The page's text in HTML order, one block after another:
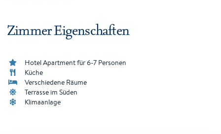
Zimmer Eigenschaften
Hotel Apartment für 6-7 Personen
Küche
Verschiedene Räume
Terrasse im Süden
Klimaanlage